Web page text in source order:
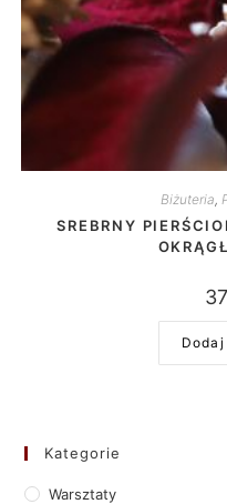
Biżuteria,
SREBRNY
Kategorie
Warsztaty